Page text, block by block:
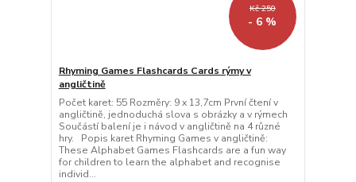
Kč 250
- 6 %
Rhyming Games Flashcards Cards rýmy v
angličtině
Počet karet: 55 Rozměry: 9 x 13,7cm První čtení v
angličtině, jednoduchá slova s obrázky a v rýmech
Součástí balení je i návod v angličtině na 4 různé
hry. Popis karet Rhyming Games v angličtině:
These Alphabet Games Flashcards are a fun way
for children to learn the alphabet and recognise
individ...